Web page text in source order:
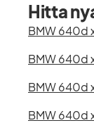
Hitta
BMW 640d
BMW 640d